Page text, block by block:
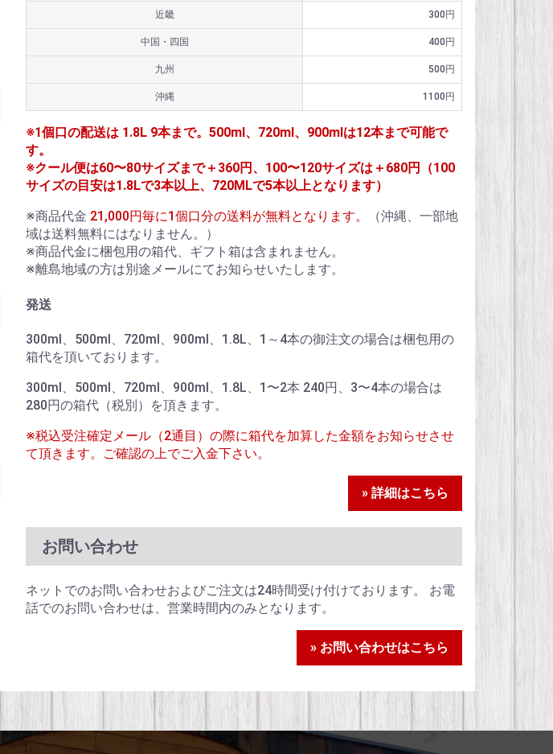
近畿 300円
中国・四国 400円
九州 500円
沖縄 1100円
※1個口の配送は 1.8L 9本まで。500ml、720ml、900mlは12本まで可能で
す。
※クール便は60〜80サイズまで＋360円、100〜120サイズは＋680円（100
サイズの目安は1.8Lで3本以上、720MLで5本以上となります）
※商品代金 21,000円毎に1個口分の送料が無料となります。
（沖縄、一部地
域は送料無料にはなりません。）
※商品代金に梱包用の箱代、ギフト箱は含まれません。
※離島地域の方は別途メールにてお知らせいたします。
発送
300ml、500ml、720ml、900ml、1.8L、1～4本の御注文の場合は梱包用の
箱代を頂いております。
300ml、500ml、720ml、900ml、1.8L、1〜2本 240円、3〜4本の場合は
280円の箱代（税別）を頂きます。
※税込受注確定メール（2通目）の際に箱代を加算した金額をお知らせさせ
て頂きます。ご確認の上でご入金下さい。
» 詳細はこちら
お問い合わせ
ネットでのお問い合わせおよびご注文は24時間受け付けております。 お電
話でのお問い合わせは、営業時間内のみとなります。
» お問い合わせはこちら